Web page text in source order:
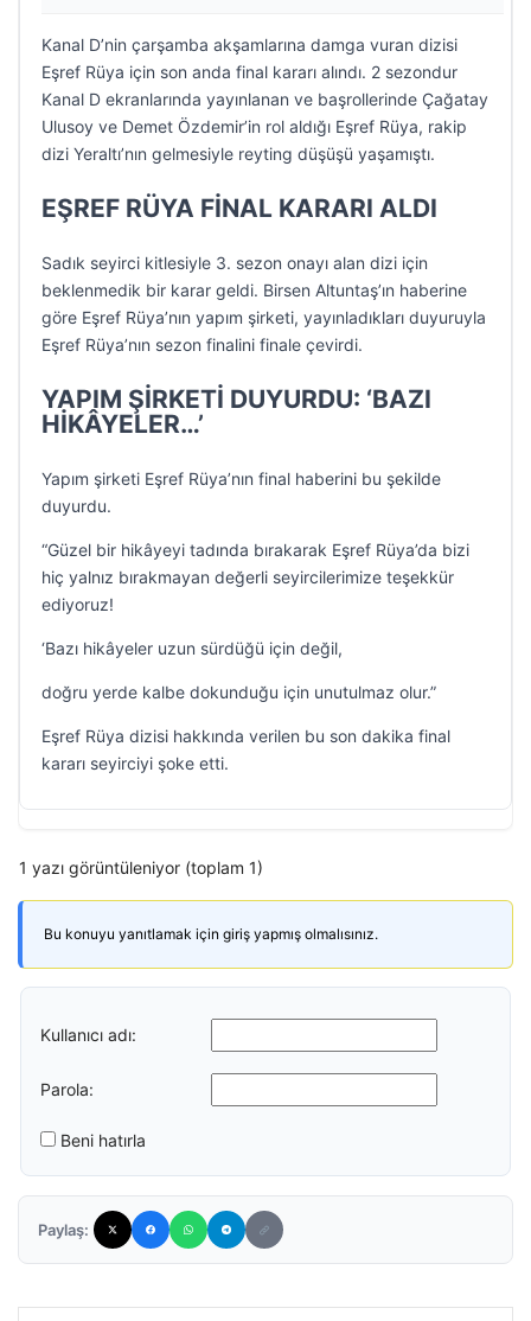
Kanal D’nin çarşamba akşamlarına damga vuran dizisi
Eşref Rüya için son anda final kararı alındı. 2 sezondur
Kanal D ekranlarında yayınlanan ve başrollerinde Çağatay
Ulusoy ve Demet Özdemir’in rol aldığı Eşref Rüya, rakip
dizi Yeraltı’nın gelmesiyle reyting düşüşü yaşamıştı.
EŞREF RÜYA FİNAL KARARI ALDI
Sadık seyirci kitlesiyle 3. sezon onayı alan dizi için
beklenmedik bir karar geldi. Birsen Altuntaş’ın haberine
göre Eşref Rüya’nın yapım şirketi, yayınladıkları duyuruyla
Eşref Rüya’nın sezon finalini finale çevirdi.
YAPIM ŞİRKETİ DUYURDU: ‘BAZI
HİKÂYELER…’
Yapım şirketi Eşref Rüya’nın final haberini bu şekilde
duyurdu.
“Güzel bir hikâyeyi tadında bırakarak Eşref Rüya’da bizi
hiç yalnız bırakmayan değerli seyircilerimize teşekkür
ediyoruz!
‘Bazı hikâyeler uzun sürdüğü için değil,
doğru yerde kalbe dokunduğu için unutulmaz olur.”
Eşref Rüya dizisi hakkında verilen bu son dakika final
kararı seyirciyi şoke etti.
1 yazı görüntüleniyor (toplam 1)
Bu konuyu yanıtlamak için giriş yapmış olmalısınız.
Kullanıcı adı:
Parola:
Beni hatırla
Paylaş: